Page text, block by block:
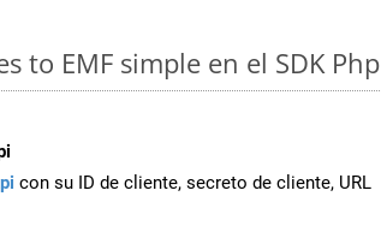
to EMF simple en el SDK Php
con su ID de cliente, secreto de cliente, URL